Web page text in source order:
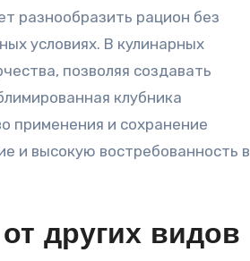
разнообразить рацион без
условиях. В кулинарных
позволяя создавать
клубника
применения и сохранение
и высокую востребованность в
других видов